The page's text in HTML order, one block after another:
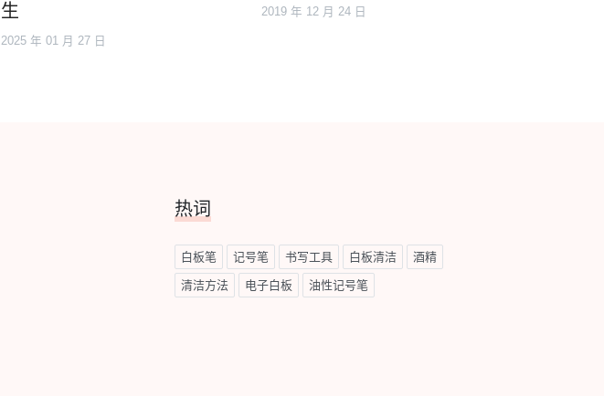
生
2025 年 01 月 27 日
2019 年 12 月 24 日
热词
白板笔 记号笔 书写工具 白板清洁 酒精
清洁方法 电子白板 油性记号笔